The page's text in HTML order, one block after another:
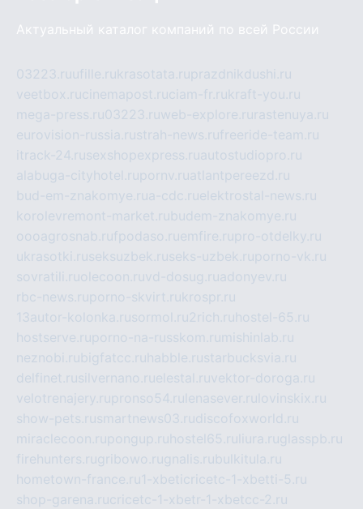
Актуальный каталог компаний по всей России
03223.ruufille.rukrasotata.ruprazdnikdushi.ru
veetbox.rucinemapost.ruciam-fr.rukraft-you.ru
mega-press.ru03223.ruweb-explore.ru rastenuya.ru
eurovision-russia.rustrah-news.rufreeride-team.ru
itrack-24.rusexshopexpress.ruautostudiopro.ru
alabuga-cityhotel.rupornv.ruatlantpereezd.ru
bud-em-znakomye.rua-cdc.ruelektrostal-news.ru
korolevremont-market.rubudem-znakomye.ru
oooagrosnab.rufpodaso.ruemfire.rupro-otdelky.ru
ukrasotki.ruseksuzbek.ruseks-uzbek.ruporno-vk.ru
sovratili.ruolecoon.ruvd-dosug.ruadonyev.ru
rbc-news.ruporno-skvirt.rukrospr.ru
13autor-kolonka.rusormol.ru2rich.ru hostel-65.ru
hostserve.ruporno-na-russkom.ru mishinlab.ru
neznobi.rubigfatcc.ru habble.rustarbucksvia.ru
delfinet.rusilvernano.ruelestal.ruvektor-doroga.ru
velotrenajery.rupronso54.ru lenasever.ru lovinskix.ru
show-pets.rusmartnews03.rudiscofoxworld.ru
miraclecoon.rupongup.ru hostel65.ru liura.ruglasspb.ru
firehunters.rugribowo.rugnalis.rubulkitula.ru
hometown-france.ru1-xbeticricetc-1-xbetti-5.ru
shop-garena.rucricetc-1-xbetr-1-xbetcc-2.ru